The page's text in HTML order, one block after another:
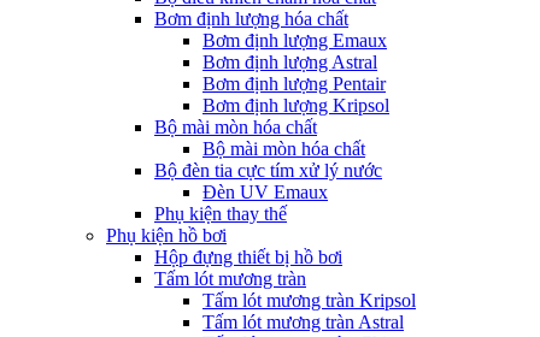
Bơm định lượng hóa chất
Bơm định lượng Emaux
Bơm định lượng Astral
Bơm định lượng Pentair
Bơm định lượng Kripsol
Bộ mài mòn hóa chất
Bộ mài mòn hóa chất
Bộ đèn tia cực tím xử lý nước
Đèn UV Emaux
Phụ kiện thay thế
Phụ kiện hồ bơi
Hộp đựng thiết bị hồ bơi
Tấm lót mương tràn
Tấm lót mương tràn Kripsol
Tấm lót mương tràn Astral